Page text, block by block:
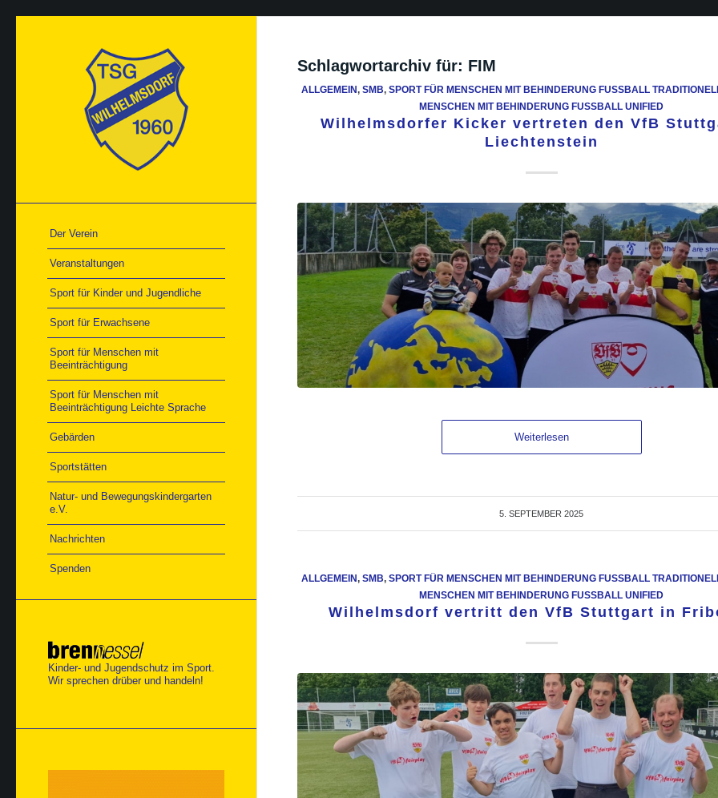
Der Verein
Veranstaltungen
Sport für Kinder und Jugendliche
Sport für Erwachsene
Sport für Menschen mit
Beeinträchtigung
Sport für Menschen mit
Beeinträchtigung Leichte Sprache
Gebärden
Sportstätten
Natur- und Bewegungskindergarten
e.V.
Nachrichten
Spenden
Kinder- und Jugendschutz im Sport.
Wir sprechen drüber und handeln!
Schlagwortarchiv für: FIM
ALLGEMEIN, SMB, SPORT FÜR MENSCHEN MIT BEHINDERUNG FUSSBALL TRADITIONELL
MENSCHEN MIT BEHINDERUNG FUSSBALL UNIFIED
Wilhelmsdorfer Kicker vertreten den VfB
Liechtenstein
Weiterlesen
5. SEPTEMBER 2025
ALLGEMEIN, SMB, SPORT FÜR MENSCHEN MIT BEHINDERUNG FUSSBALL TRADITIONELL
MENSCHEN MIT BEHINDERUNG FUSSBALL UNIFIED
Wilhelmsdorf vertritt den VfB Stuttgart in